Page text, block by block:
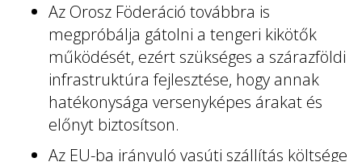
Az Orosz Föderáció továbbra is
megpróbálja gátolni a tengeri kikötők
működését, ezért szükséges a szárazföldi
infrastruktúra fejlesztése, hogy annak
hatékonysága versenyképes árakat és
előnyt biztosítson.
Az EU-ba irányuló vasúti szállítás költsége